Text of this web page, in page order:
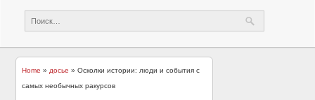
Home »досье » Осколки истории: люди и события с
самых необычных ракурсов